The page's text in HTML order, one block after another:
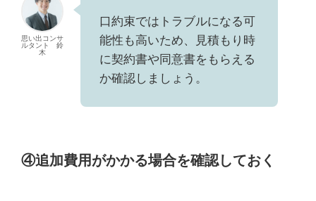
思い出コンサ
ルタント 鈴
木
口約束ではトラブルになる可
能性も高いため、見積もり時
に契約書や同意書をもらえる
か確認しましょう。
④追加費用がかかる場合を確認しておく